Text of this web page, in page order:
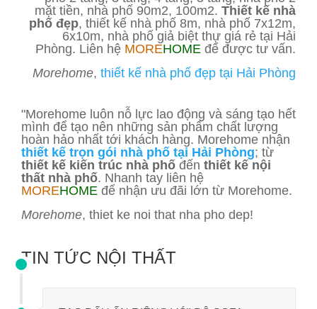
mặt tiền, nhà phố 90m2, 100m2. Thiết kế nhà
phố đẹp, thiết kế nhà phố 8m, nhà phố 7x12m,
6x10m, nhà phố giả biệt thự giá rẻ tại Hải
Phòng. Liên hệ MOREHOME để được tư vấn.
Morehome, thiết kế nhà phố đẹp tại Hải Phòng
"Morehome luôn nỗ lực lao động và sáng tạo hết
mình để tạo nên những sản phẩm chất lượng
hoàn hảo nhất tới khách hàng. Morehome nhận
thiết kế trọn gói nhà phố tại Hải Phòng; từ
thiết kế kiến trúc nhà phố đến thiết kế nội
thất nhà phố. Nhanh tay liên hệ
MOREHOME để nhận ưu đãi lớn từ Morehome.
Morehome, thiet ke noi that nha pho dep!
TIN TỨC NỘI THẤT